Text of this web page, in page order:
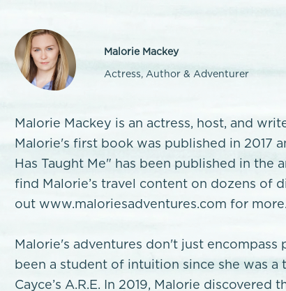
Malorie Mackey
Actress, Author & Adventurer
Malorie Mackey is an actress, host, and
Malorie's first book was published in 2017
Has Taught Me" has been published in the
find Malorie’s travel content on dozens of
out www.maloriesadventures.com for more.
Malorie's adventures don't just encompass
been a student of intuition since she was a
Cayce’s A.R.E. In 2019, Malorie